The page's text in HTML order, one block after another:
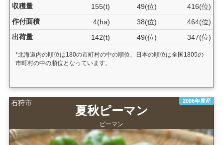
収穫量
155(t) 49(位)
416(位)
作付面積
4(ha) 38(位)
464(位)
出荷量
142(t) 49(位) 347(位)
*北海道内の順位は180の市町村の中の順位、日本の順位は全国1805の
市町村の中の順位となっています。
石狩市 2006年度産
夏秋ピーマン
ピーマン